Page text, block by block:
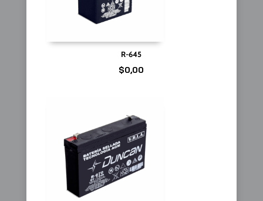
R-645
$0,00